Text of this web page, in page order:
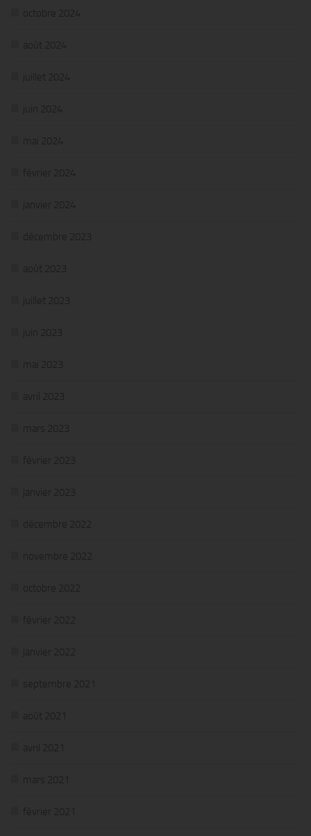
octobre 2024
août 2024
juillet 2024
juin 2024
mai 2024
février 2024
janvier 2024
décembre 2023
août 2023
juillet 2023
juin 2023
mai 2023
avril 2023
mars 2023
février 2023
janvier 2023
décembre 2022
novembre 2022
octobre 2022
février 2022
janvier 2022
septembre 2021
août 2021
avril 2021
mars 2021
février 2021